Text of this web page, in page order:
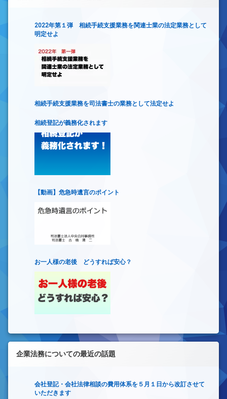
2022年第１弾 相続手続支援業務を関連士業の法定業務として
明定せよ
相続手続支援業務を司法書士の業務として法定せよ
相続登記が義務化されます
【動画】危急時遺言のポイント
お一人様の老後 どうすれば安心？
企業法務についての最近の話題
会社登記・会社法律相談の費用体系を５月１日から改訂させて
いただきます